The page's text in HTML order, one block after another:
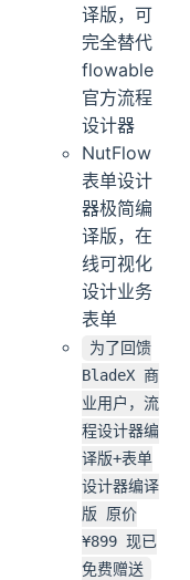
译版，可
完全替代
flowable
官方流程
设计器
NutFlow
表单设计
器极简编
译版，在
线可视化
设计业务
表单
为了回馈
BladeX 商
业用户，流
程设计器编
译版+表单
设计器编译
版 原价
¥899 现已
免费赠送